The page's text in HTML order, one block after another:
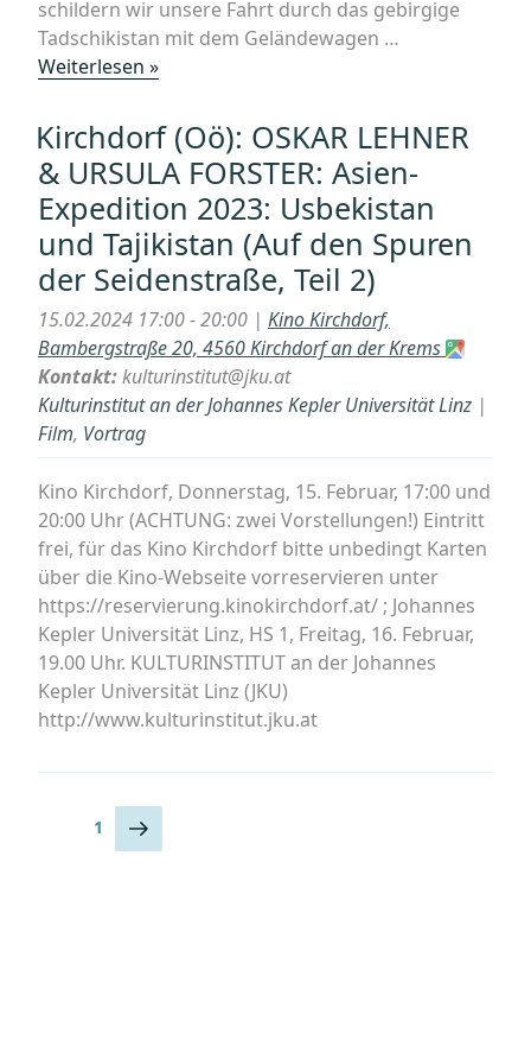
Nationalpark)
“
schildern wir unsere Fahrt durch das gebirgige
Tadschikistan mit dem Geländewagen …
Weiterlesen »„JKU
OSKAR
LEHNER
&
URSULA
FORSTER:
Asien-
Expedition
2023:
Usbekistan
und
Tajikistan
den
Spuren
der
Seidenstraße,
Teil
2)
“
Kirchdorf (Oö): OSKAR LEHNER
& URSULA FORSTER: Asien-
Expedition 2023: Usbekistan
und Tajikistan (Auf den Spuren
der Seidenstraße, Teil 2)
15.02.2024 17:00 - 20:00 | Kino Kirchdorf,
Bambergstraße 20, 4560 Kirchdorf an der Krems
Kontakt:kulturinstitut@jku.at
Kulturinstitut an der Johannes Kepler Universität Linz |
Film, Vortrag
Kino Kirchdorf, Donnerstag, 15. Februar, 17:00 und
20:00 Uhr (ACHTUNG: zwei Vorstellungen!) Eintritt
frei, für das Kino Kirchdorf bitte unbedingt Karten
über die Kino-Webseite vorreservieren unter
https://reservierung.kinokirchdorf.at/ ; Johannes
Kepler Universität Linz, HS 1, Freitag, 16. Februar,
19.00 Uhr. KULTURINSTITUT an der Johannes
Kepler Universität Linz (JKU)
http://www.kulturinstitut.jku.at
Seitennummerierung
1 Nächste
Seite